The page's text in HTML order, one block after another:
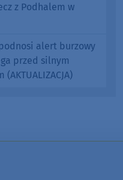
z Podhalem w
podnosi alert burzowy
przed silnym